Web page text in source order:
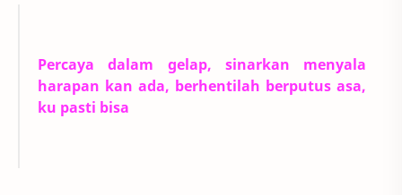
Percaya dalam gelap, sinarkan menyala
harapan kan ada, berhentilah berputus asa,
ku pasti bisa